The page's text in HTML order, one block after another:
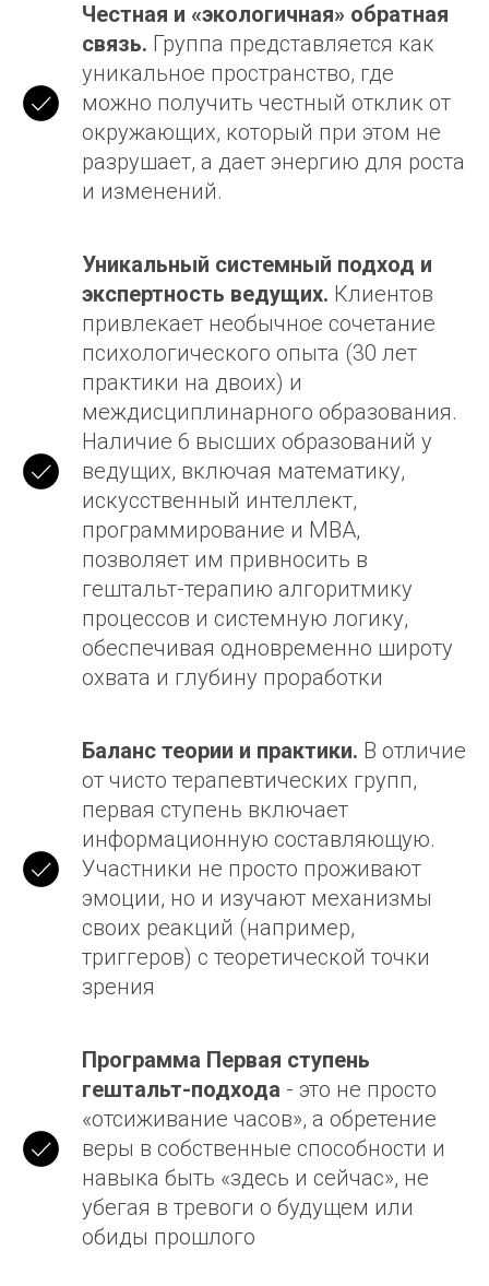
Честная и «экологичная» обратная
связь. Группа представляется как
уникальное пространство, где
можно получить честный отклик от
окружающих, который при этом не
разрушает, а дает энергию для роста
и изменений.
Уникальный системный подход и
экспертность ведущих. Клиентов
привлекает необычное сочетание
психологического опыта (30 лет
практики на двоих) и
междисциплинарного образования.
Наличие 6 высших образований у
ведущих, включая математику,
искусственный интеллект,
программирование и MBA,
позволяет им привносить в
гештальт-терапию алгоритмику
процессов и системную логику,
обеспечивая одновременно широту
охвата и глубину проработки
Баланс теории и практики. В отличие
от чисто терапевтических групп,
первая ступень включает
информационную составляющую.
Участники не просто проживают
эмоции, но и изучают механизмы
своих реакций (например,
триггеров) с теоретической точки
зрения
Программа Первая ступень
гештальт-подхода - это не просто
«отсиживание часов», а обретение
веры в собственные способности и
навыка быть «здесь и сейчас», не
убегая в тревоги о будущем или
обиды прошлого